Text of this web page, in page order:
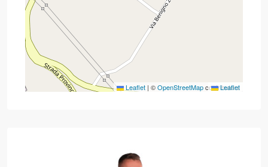
Leaflet | ©OpenStreetMapcontributors
Leaflet